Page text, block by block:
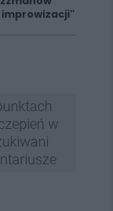
improwizacji"
w